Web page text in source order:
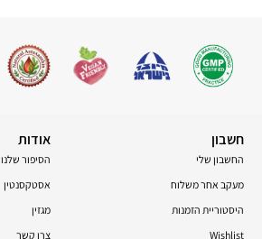
חשבון
החשבון שלי
מעקב אחר משלוח
היסטוריית הזמנות
Wishlist
אודות
הסיפור שלנו
אסטקסנטין
מגזין
צרו קשר